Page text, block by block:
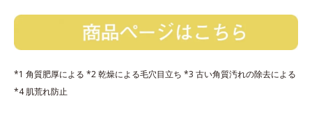
*1 角質肥厚による *2 乾燥による毛穴目立ち *3 古い角質汚れの除去による
*4 肌荒れ防止